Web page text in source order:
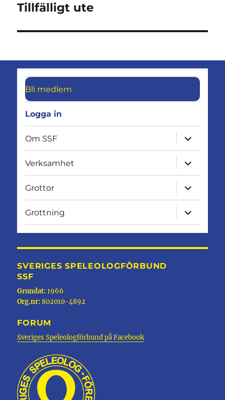
Nästa
Tillfälligt ute
Bli medlem
Logga in
Om SSF
expandera
Verksamhet
expandera
Grottor
expandera
Grottning
expandera
SVERIGES SPELEOLOGFÖRBUND
SSF
Grundat:1966
Org.nr:802010-4892
FORUM
Sveriges Speleologförbund på Facebook